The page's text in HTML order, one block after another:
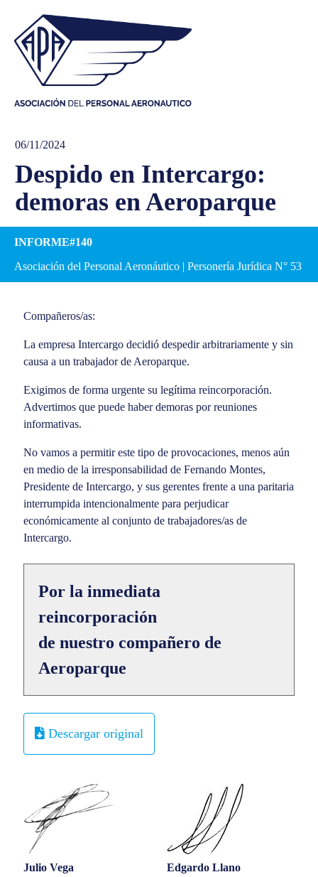
06/11/2024
Despido en Intercargo:
demoras en Aeroparque
INFORME#140
Asociación del Personal Aeronáutico | Personería Jurídica N° 53
Compañeros/as:
La empresa Intercargo decidió despedir arbitrariamente y sin
causa a un trabajador de Aeroparque.
Exigimos de forma urgente su legítima reincorporación.
Advertimos que puede haber demoras por reuniones
informativas.
No vamos a permitir este tipo de provocaciones, menos aún
en medio de la irresponsabilidad de Fernando Montes,
Presidente de Intercargo, y sus gerentes frente a una paritaria
interrumpida intencionalmente para perjudicar
económicamente al conjunto de trabajadores/as de
Intercargo.
Por la inmediata
reincorporación
de nuestro compañero de
Aeroparque
Descargar original
Julio Vega
Edgardo Llano